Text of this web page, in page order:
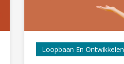
Loopbaan En Ontwikkelen